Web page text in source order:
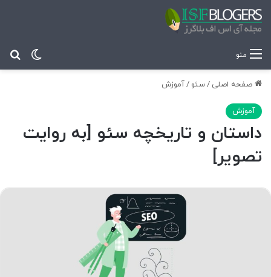
منو
صفحه اصلی /سئو /آموزش
آموزش
داستان و تاریخچه سئو [به روایت
تصویر]